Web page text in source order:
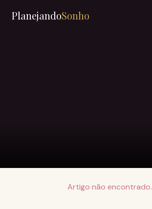
PlanejandoSonho
Artigo não encontrado.